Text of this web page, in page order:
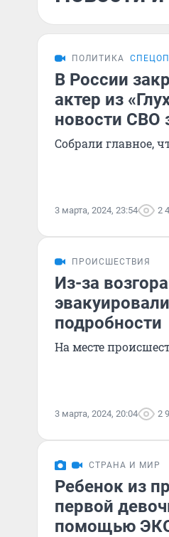
ПОЛИТИКА
В России
актер из
новости СВО
Собрали главное,
3 марта, 2024, 23:54 2
ПРОИСШЕСТВИЯ
Из-за
подробности
На месте
3 марта, 2024, 20:04 2
СТРАНА И МИР
Ребенок из
первой
помощью